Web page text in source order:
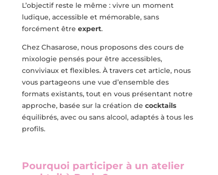
L’objectif reste le même : vivre un moment
ludique, accessible et mémorable, sans
forcément être expert.
Chez Chasarose, nous proposons des cours de
mixologie pensés pour être accessibles,
conviviaux et flexibles. À travers cet article, nous
vous partageons une vue d’ensemble des
formats existants, tout en vous présentant notre
approche, basée sur la création de cocktails
équilibrés, avec ou sans alcool, adaptés à tous les
profils.
Pourquoi participer à un atelier